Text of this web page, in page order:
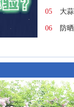
05 大
06 防